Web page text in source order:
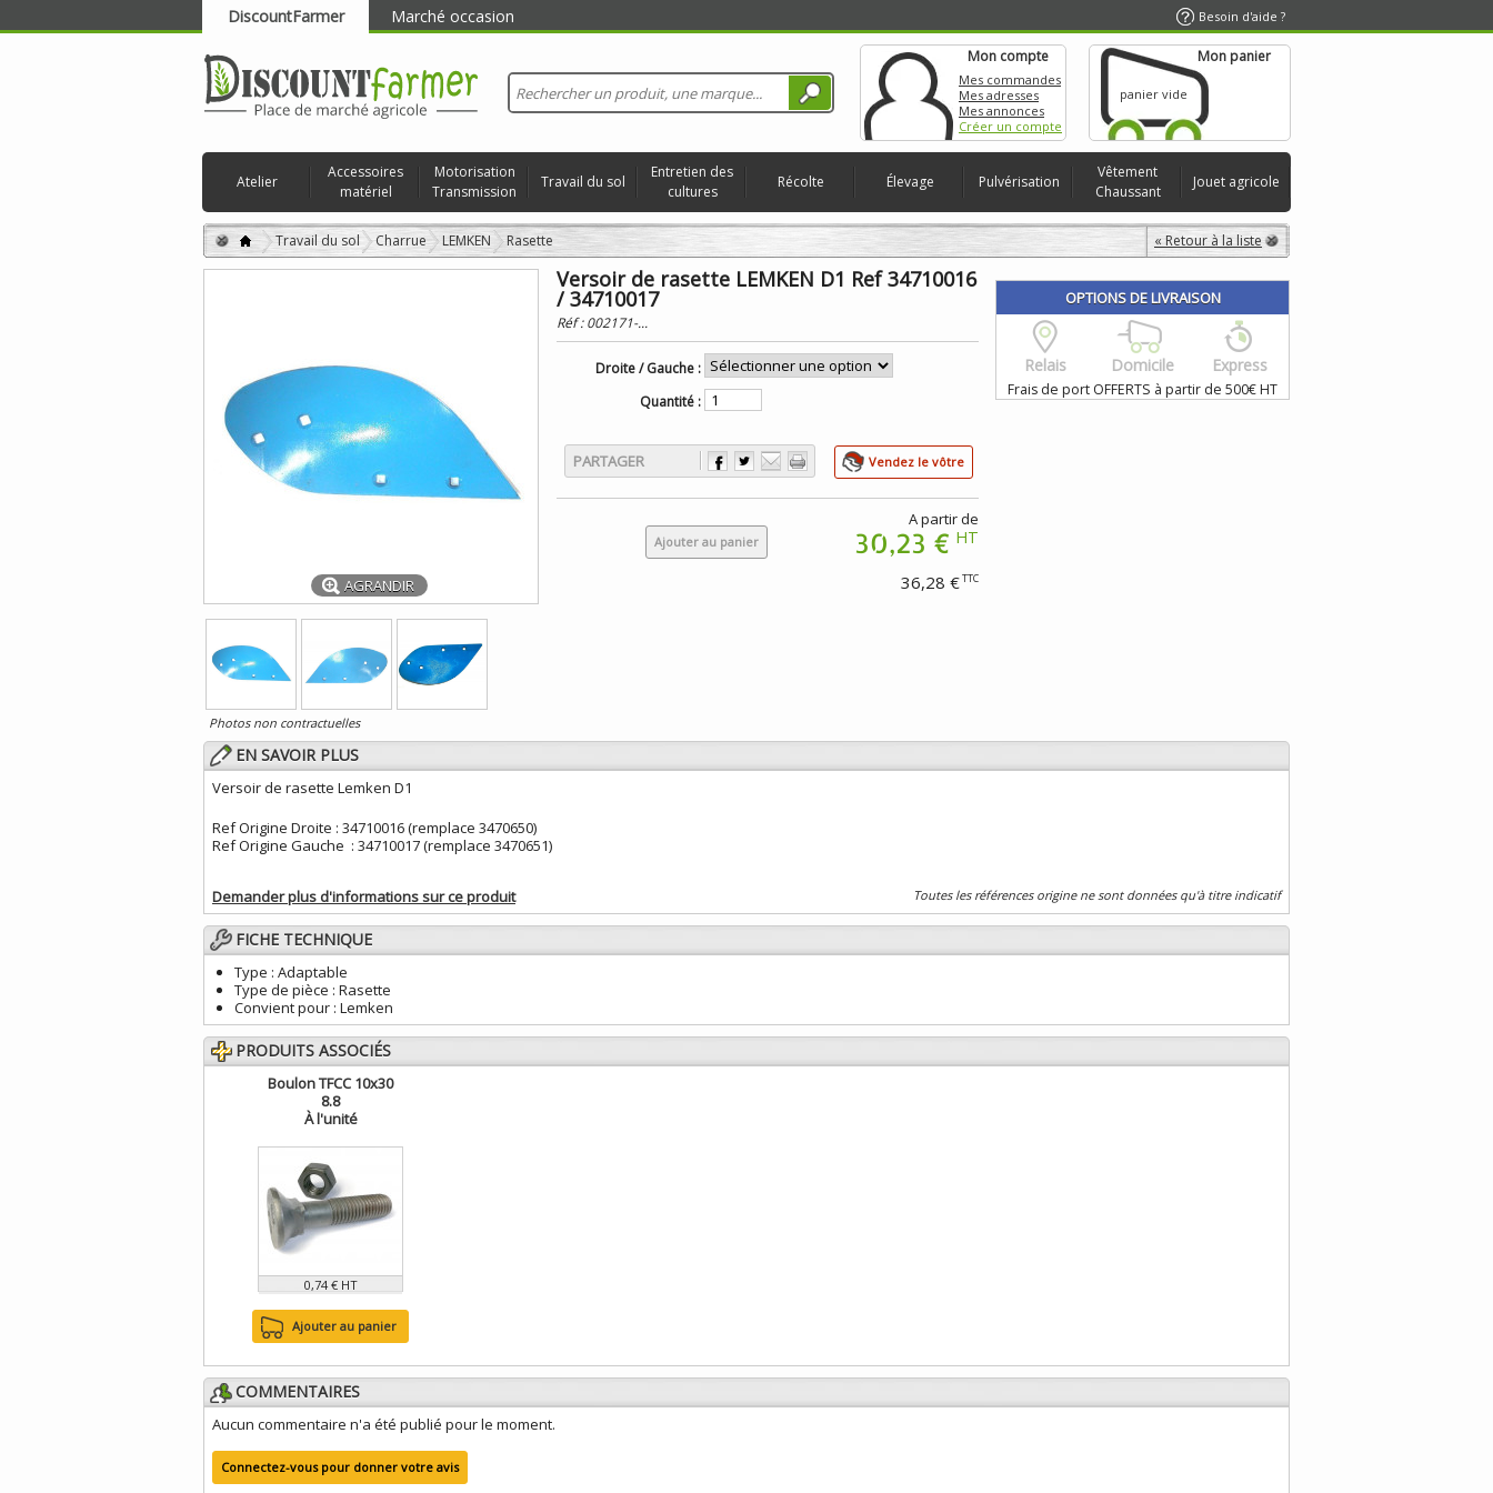
DiscountFarmer Marché occasion Besoin d'aide ?
RECHERCHER
Mon compte
Mes commandes
Mes adresses
Mes annonces
Créer un compte
Mon panier
panier vide
Atelier
Accessoires
matériel
Motorisation
Transmission
Travail du sol
Entretien des
cultures
Récolte Élevage Pulvérisation
Vêtement
Chaussant
Jouet agricole
« Retour à la liste
Travail du sol Charrue LEMKEN Rasette
AGRANDIR
Photos non contractuelles
Versoir de rasette LEMKEN D1 Ref 34710016
/ 34710017
Réf :002171-...
Droite / Gauche :
Quantité :
PARTAGER Vendez le vôtre
Ajouter au panier
A partir de
30,23 € HT
36,28 €TTC
OPTIONS DE LIVRAISON
Relais Domicile Express
Frais de port OFFERTS à partir de 500€ HT
EN SAVOIR PLUS
Versoir de rasette Lemken D1
Ref Origine Droite : 34710016 (remplace 3470650)
Ref Origine Gauche : 34710017 (remplace 3470651)
Demander plus d'informations sur ce produit Toutes les références origine ne sont données qu'à titre indicatif
FICHE TECHNIQUE
Type : Adaptable
Type de pièce : Rasette
Convient pour : Lemken
PRODUITS ASSOCIÉS
Boulon TFCC 10x30
8.8
À l'unité
0,74 € HT
Ajouter au panier
COMMENTAIRES
Aucun commentaire n'a été publié pour le moment.
Connectez-vous pour donner votre avis